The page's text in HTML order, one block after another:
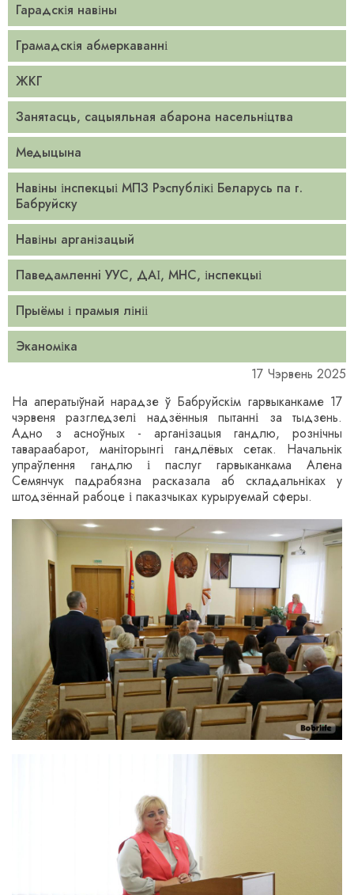
Гарадскія навіны
Грамадскія абмеркаванні
ЖКГ
Занятасць, сацыяльная абарона насельніцтва
Медыцына
Навіны інспекцыі МПЗ Рэспублікі Беларусь па г.
Бабруйску
Навіны арганізацый
Паведамленнi УУС, ДАІ, МНС, інспекцыі
Прыёмы і прамыя лініі
Эканоміка
17 Чэрвень 2025
На аператыўнай нарадзе ў Бабруйскім гарвыканкаме 17
чэрвеня разгледзелі надзённыя пытанні за тыдзень.
Адно з асноўных - арганізацыя гандлю, рознічны
тавараабарот, маніторынгі гандлёвых сетак. Начальнік
упраўлення гандлю і паслуг гарвыканкама Алена
Семянчук падрабязна расказала аб складальніках у
штодзённай рабоце і паказчыках курыруемай сферы.